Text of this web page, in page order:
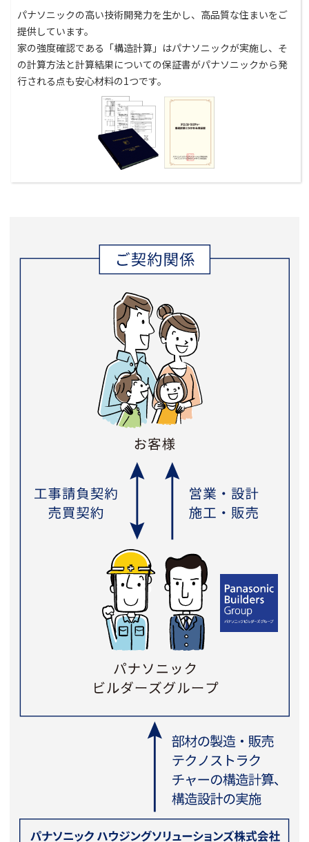
パナソニックの高い技術開発力を生かし、高品質な住まいをご
提供しています。
家の強度確認である「構造計算」はパナソニックが実施し、そ
の計算方法と計算結果についての保証書がパナソニックから発
行される点も安心材料の1つです。